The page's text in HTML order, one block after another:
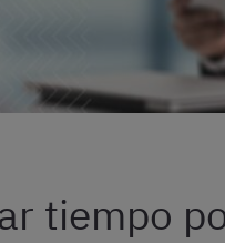
tiempo